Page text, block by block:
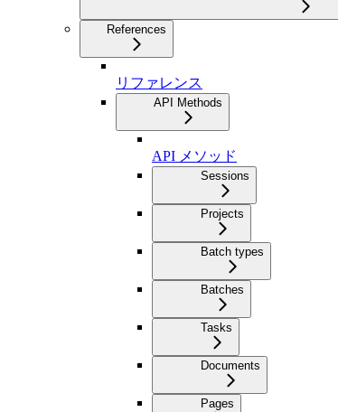
References
リファレンス
API Methods
API メソッド
Sessions
Projects
Batch types
Batches
Tasks
Documents
Pages